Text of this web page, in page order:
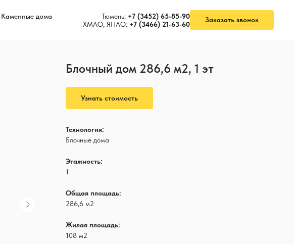
Каменные дома
Тюмень: +7 (3452) 65-85-90
ХМАО, ЯНАО: +7 (3466) 21-63-60
Заказать звонок
Блочный дом 286,6 м2, 1 эт
Узнать стоимость
Технология:
Блочные дома
Этажность:
1
Общая площадь:
286,6 м2
Жилая площадь:
108 м2